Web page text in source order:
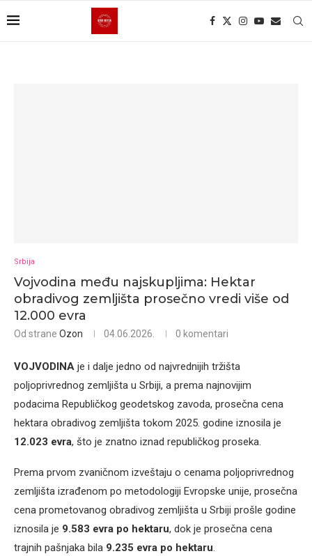
Srbija
Vojvodina među najskupljima: Hektar
obradivog zemljišta prosečno vredi više od
12.000 evra
Od strane Ozon 04.06.2026. 0 komentari
VOJVODINA je i dalje jedno od najvrednijih tržišta
poljoprivrednog zemljišta u Srbiji, a prema najnovijim
podacima Republičkog geodetskog zavoda, prosečna cena
hektara obradivog zemljišta tokom 2025. godine iznosila je
12.023 evra, što je znatno iznad republičkog proseka.
Prema prvom zvaničnom izveštaju o cenama poljoprivrednog
zemljišta izrađenom po metodologiji Evropske unije, prosečna
cena prometovanog obradivog zemljišta u Srbiji prošle godine
iznosila je 9.583 evra po hektaru, dok je prosečna cena
trajnih pašnjaka bila 9.235 evra po hektaru.